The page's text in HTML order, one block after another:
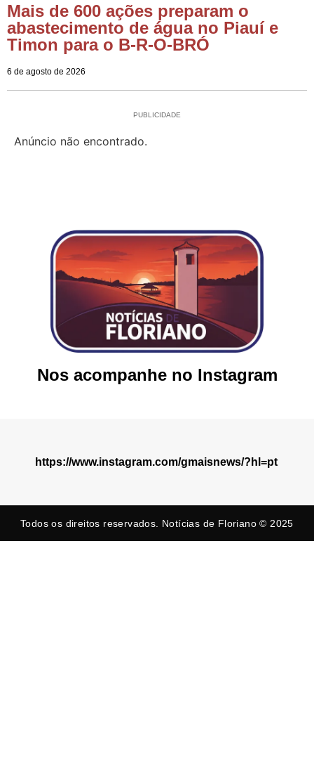
Mais de 600 ações preparam o
abastecimento de água no Piauí e
Timon para o B-R-O-BRÓ
6 de agosto de 2026
PUBLICIDADE
Anúncio não encontrado.
Nos acompanhe no Instagram
https://www.instagram.com/gmaisnews/?hl=pt
Todos os direitos reservados. Notícias de Floriano © 2025